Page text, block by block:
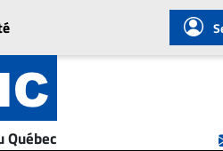
Québec